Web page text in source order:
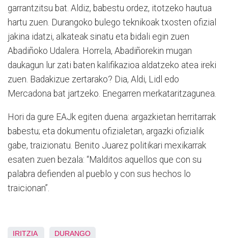
garrantzitsu bat. Aldiz, babestu ordez, itotzeko hautua
hartu zuen. Durangoko bulego teknikoak txosten ofizial
jakina idatzi, alkateak sinatu eta bidali egin zuen
Abadiñoko Udalera. Horrela, Abadiñorekin mugan
daukagun lur zati baten kalifikazioa aldatzeko atea ireki
zuen. Badakizue zertarako? Dia, Aldi, Lidl edo
Mercadona bat jartzeko. Enegarren merkataritzagunea.
Hori da gure EAJk egiten duena: argazkietan herritarrak
babestu; eta dokumentu ofizialetan, argazki ofizialik
gabe, traizionatu. Benito Juarez politikari mexikarrak
esaten zuen bezala: “Malditos aquellos que con su
palabra defienden al pueblo y con sus hechos lo
traicionan”.
IRITZIA DURANGO